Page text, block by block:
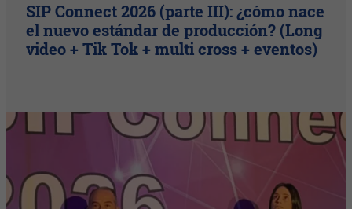
SIP Connect 2026 (parte III): ¿cómo nace
el nuevo estándar de producción? (Long
video + Tik Tok + multi cross + eventos)